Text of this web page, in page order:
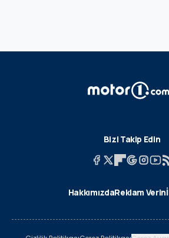
Bizi Takip Edin
HakkımızdaReklam Verin